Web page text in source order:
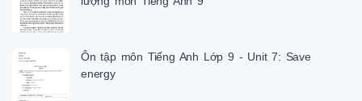
Ôn tập môn Tiếng Anh Lớp 9 - Unit 7: Save
energy